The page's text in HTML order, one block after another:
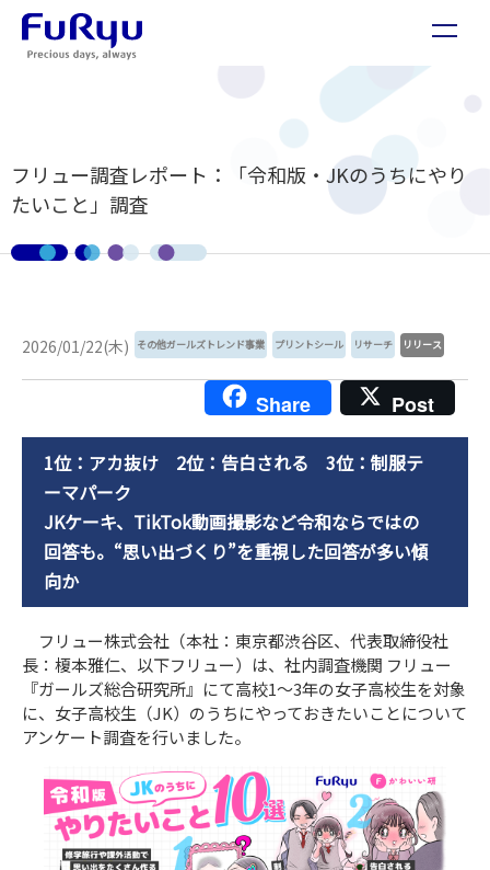
フリュー調査レポート：「令和版・JKのうちにやり
たいこと」調査
2026/01/22(木) その他ガールズトレンド事業 プリントシール リサーチ リリース
Share Post
1位：アカ抜け 2位：告白される 3位：制服テ
ーマパーク
JKケーキ、TikTok動画撮影など令和ならではの
回答も。“思い出づくり”を重視した回答が多い傾
向か
フリュー株式会社（本社：東京都渋谷区、代表取締役社
長：榎本雅仁、以下フリュー）は、社内調査機関 フリュー
『ガールズ総合研究所』にて高校1～3年の女子高校生を対象
に、女子高校生（JK）のうちにやっておきたいことについて
アンケート調査を行いました。